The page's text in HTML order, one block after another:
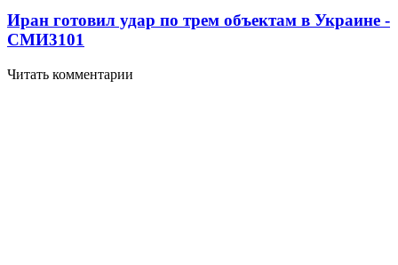
Иран готовил удар по трем объектам в Украине -
СМИ3101
Читать комментарии